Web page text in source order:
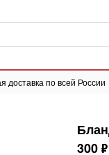
доставка по всей России
300 ф